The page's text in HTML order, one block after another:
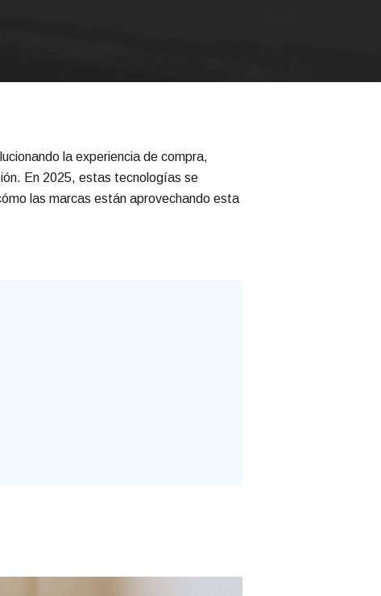
la experiencia de compra,
En 2025, estas tecnologías se
las marcas están aprovechando esta